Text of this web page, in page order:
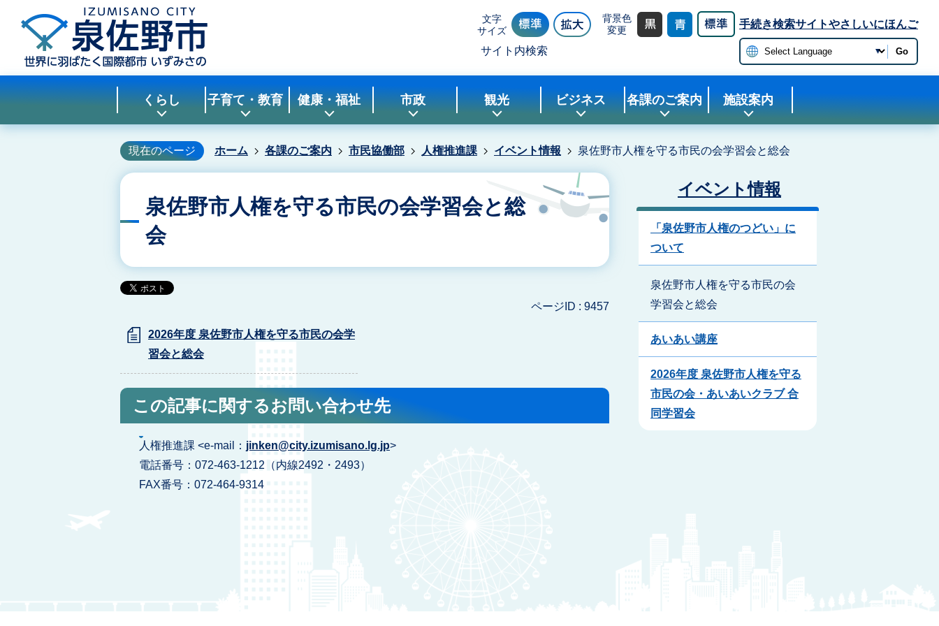
文字
サイズ
背景色
変更
手続き検索サイトやさしいにほんご
サイト内検索 Go
くらし 子育て・教育 健康・福祉 市政 観光 ビジネス 各課のご案内 施設案内
現在のページ ホーム 各課のご案内 市民協働部 人権推進課 イベント情報 泉佐野市人権を守る市民の会学習会と総会
泉佐野市人権を守る市民の会学習会と総
会
ページID : 9457
2026年度 泉佐野市人権を守る市民の会学
習会と総会
この記事に関するお問い合わせ先
人権推進課 <e-mail： jinken@city.izumisano.lg.jp>
電話番号：072-463-1212（内線2492・2493）
FAX番号：072-464-9314
イベント情報
「泉佐野市人権のつどい」に
ついて
泉佐野市人権を守る市民の会
学習会と総会
あいあい講座
2026年度 泉佐野市人権を守る
市民の会・あいあいクラブ 合
同学習会